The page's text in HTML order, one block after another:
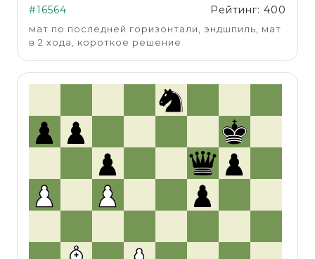
#16564 Рейтинг: 400
мат по последней горизонтали, эндшпиль, мат
в 2 хода, короткое решение